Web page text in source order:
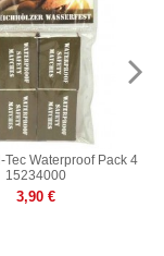
Waterproof Pack 4
15234000
3,90 €